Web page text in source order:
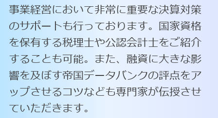
事業経営において非常に重要な決算対策
のサポートも行っております。国家資格
を保有する税理士や公認会計士をご紹介
することも可能。また、融資に大きな影
響を及ぼす帝国データバンクの評点をア
ップさせるコツなども専門家が伝授させ
ていただきます。